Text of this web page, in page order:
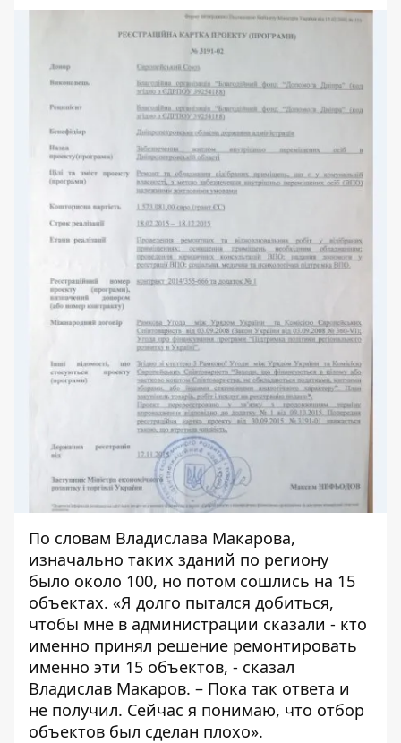
По словам Владислава Макарова,
изначально таких зданий по региону
было около 100, но потом сошлись на 15
объектах. «Я долго пытался добиться,
чтобы мне в администрации сказали - кто
именно принял решение ремонтировать
именно эти 15 объектов, - сказал
Владислав Макаров. – Пока так ответа и
не получил. Сейчас я понимаю, что отбор
объектов был сделан плохо».